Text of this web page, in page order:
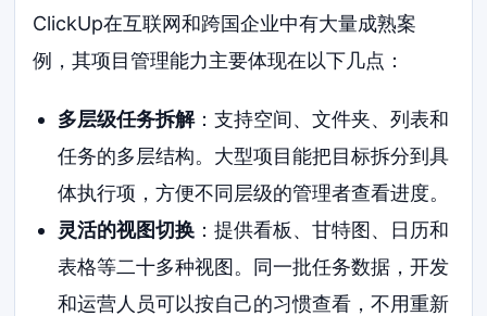
ClickUp在互联网和跨国企业中有大量成熟案
例，其项目管理能力主要体现在以下几点：
多层级任务拆解：支持空间、文件夹、列表和
任务的多层结构。大型项目能把目标拆分到具
体执行项，方便不同层级的管理者查看进度。
灵活的视图切换：提供看板、甘特图、日历和
表格等二十多种视图。同一批任务数据，开发
和运营人员可以按自己的习惯查看，不用重新